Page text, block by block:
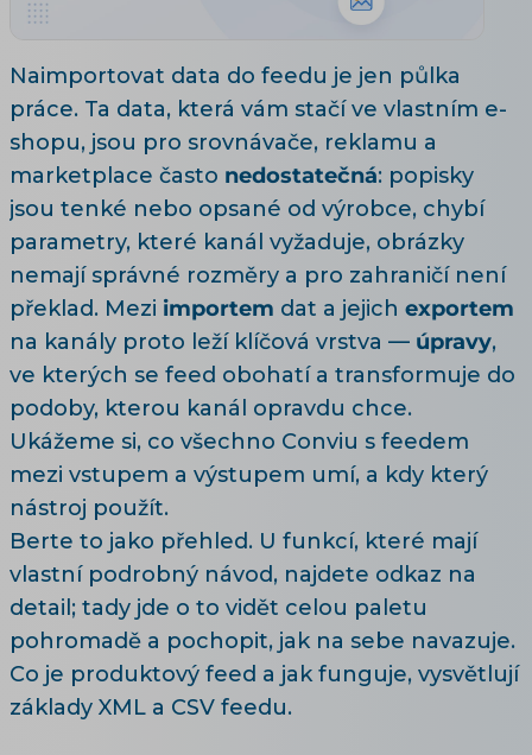
Naimportovat data do feedu je jen půlka
práce. Ta data, která vám stačí ve vlastním e-
shopu, jsou pro srovnávače, reklamu a
marketplace často nedostatečná: popisky
jsou tenké nebo opsané od výrobce, chybí
parametry, které kanál vyžaduje, obrázky
nemají správné rozměry a pro zahraničí není
překlad. Mezi importem dat a jejich exportem
na kanály proto leží klíčová vrstva — úpravy,
ve kterých se feed obohatí a transformuje do
podoby, kterou kanál opravdu chce.
Ukážeme si, co všechno Conviu s feedem
mezi vstupem a výstupem umí, a kdy který
nástroj použít.
Berte to jako přehled. U funkcí, které mají
vlastní podrobný návod, najdete odkaz na
detail; tady jde o to vidět celou paletu
pohromadě a pochopit, jak na sebe navazuje.
Co je produktový feed a jak funguje, vysvětlují
základy XML a CSV feedu.